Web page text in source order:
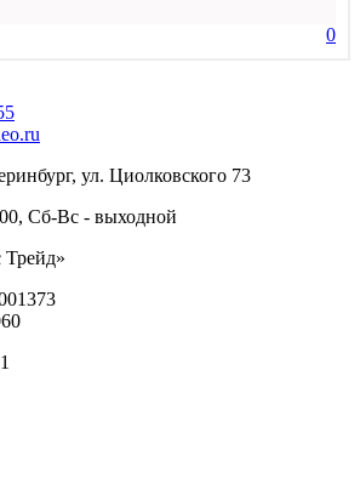
0
ул. Циолковского 73
Сб-Вс - выходной